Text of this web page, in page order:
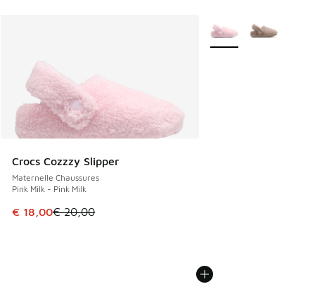
Crocs Cozzzy Slipper
Maternelle Chaussures
Pink Milk - Pink Milk
Cet article est en promotion. Prix en baisse de € 20,00 à
€ 18,00€ 20,00
Plus de couleurs